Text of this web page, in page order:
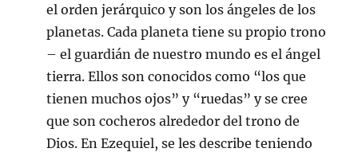
el orden jerárquico y son los ángeles de los
planetas. Cada planeta tiene su propio trono
– el guardián de nuestro mundo es el ángel
tierra. Ellos son conocidos como “los que
tienen muchos ojos” y “ruedas” y se cree
que son cocheros alrededor del trono de
Dios. En Ezequiel, se les describe teniendo